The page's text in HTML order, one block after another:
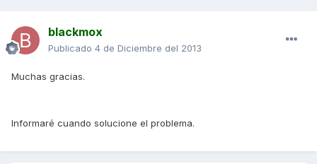
blackmox
Publicado 4 de Diciembre del 2013
Muchas gracias.
Informaré cuando solucione el problema.